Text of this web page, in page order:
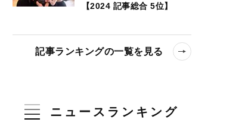
”を信じてしまうのか？ 情報はもはやエンタメという凋落
【2024 記事総合 5位】
記事ランキングの一覧を見る
ニュースランキング